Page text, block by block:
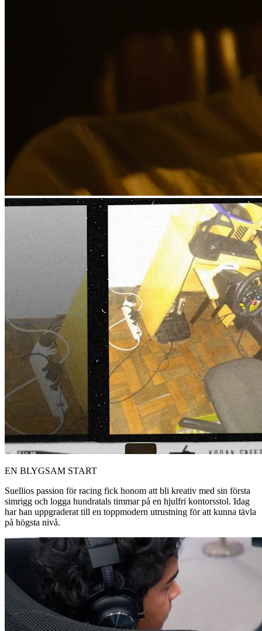
EN BLYGSAM START
Suellios passion för racing fick honom att bli kreativ med sin första
simrigg och logga hundratals timmar på en hjulfri kontorsstol. Idag
har han uppgraderat till en toppmodern utrustning för att kunna tävla
på högsta nivå.